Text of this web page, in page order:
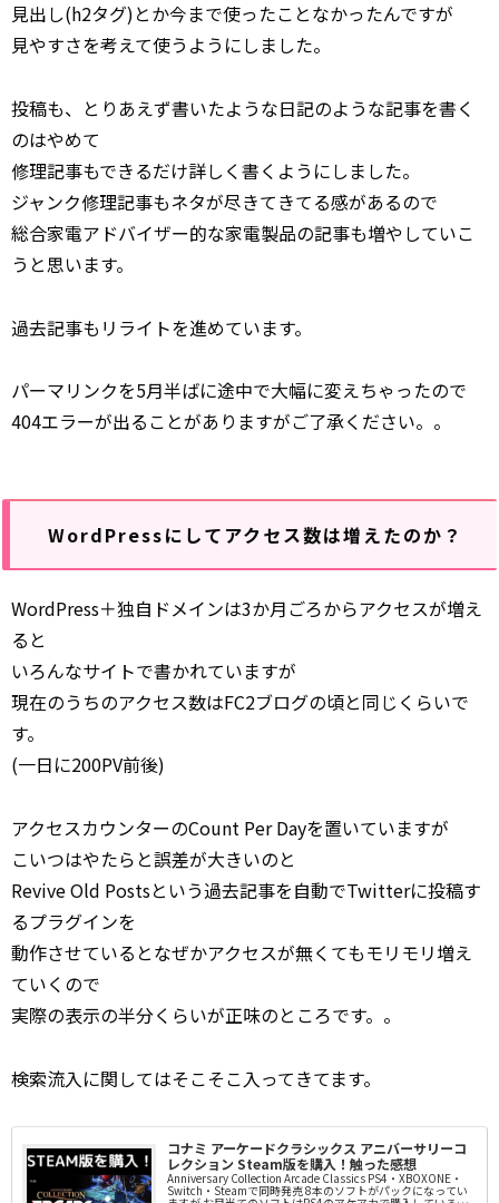
見出し(h2タグ)とか今まで使ったことなかったんですが
見やすさを考えて使うようにしました。
投稿も、とりあえず書いたような日記のような記事を書く
のはやめて
修理記事もできるだけ詳しく書くようにしました。
ジャンク修理記事もネタが尽きてきてる感があるので
総合家電アドバイザー的な家電製品の記事も増やしていこ
うと思います。
過去記事もリライトを進めています。
パーマリンクを5月半ばに途中で大幅に変えちゃったので
404エラーが出ることがありますがご了承ください。。
WordPressにしてアクセス数は増えたのか？
WordPress＋独自ドメインは3か月ごろからアクセスが増え
ると
いろんなサイトで書かれていますが
現在のうちのアクセス数はFC2ブログの頃と同じくらいで
す。
(一日に200PV前後)
アクセスカウンターのCount Per Dayを置いていますが
こいつはやたらと誤差が大きいのと
Revive Old Postsという過去記事を自動でTwitterに投稿す
るプラグインを
動作させているとなぜかアクセスが無くてもモリモリ増え
ていくので
実際の表示の半分くらいが正味のところです。。
検索流入に関してはそこそこ入ってきてます。
コナミ アーケードクラシックス アニバーサリーコ
レクション Steam版を購入！触った感想
Anniversary Collection Arcade Classics PS4・XBOXONE・
Switch・Steamで同時発売 8本のソフトがパックになってい